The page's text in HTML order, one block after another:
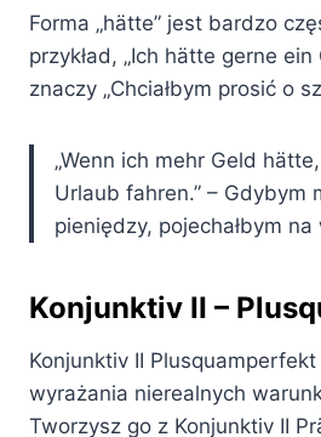
Forma „hätte” jest bardzo
przykład, „Ich hätte gerne ein
znaczy „Chciałbym prosić o
„Wenn ich mehr Geld
Urlaub fahren.” – Gdybym
pieniędzy, pojechałbym na
Konjunktiv II –
Konjunktiv II
wyrażania nierealnych
Tworzysz go z Konjunktiv II